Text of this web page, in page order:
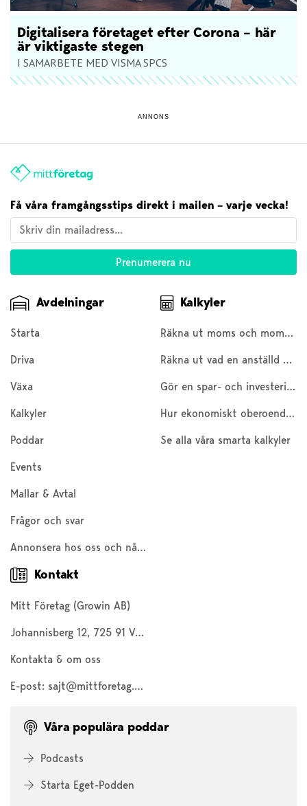
Digitalisera företaget efter Corona – här
är viktigaste stegen
I SAMARBETE MED VISMA SPCS
ANNONS
Få våra framgångsstips direkt i mailen – varje vecka!
Avdelningar
Starta
Driva
Växa
Kalkyler
Poddar
Events
Mallar & Avtal
Frågor och svar
Annonsera hos oss och nå 200 000 företagare och entreprenörer
Kalkyler
Räkna ut moms och moms baklänges
Räkna ut vad en anställd kostar
Gör en spar- och investeringskalkyl
Hur ekonomiskt oberoende är du?
Se alla våra smarta kalkyler
Kontakt
Mitt Företag (Growin AB)
Johannisberg 12, 725 91 Västerås
Kontakta & om oss
E-post: sajt@mittforetag.com
Våra populära poddar
Podcasts
Starta Eget-Podden